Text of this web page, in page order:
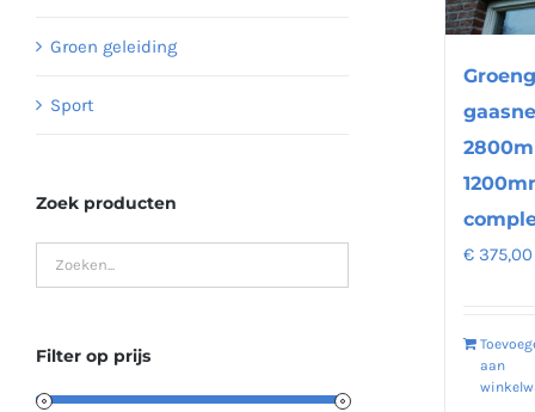
€ 375,00
aan
Groen geleiding
Sport
Zoek producten
Filter op prijs